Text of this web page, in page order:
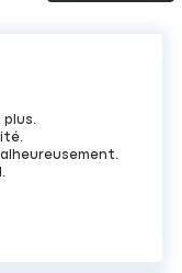
plus.